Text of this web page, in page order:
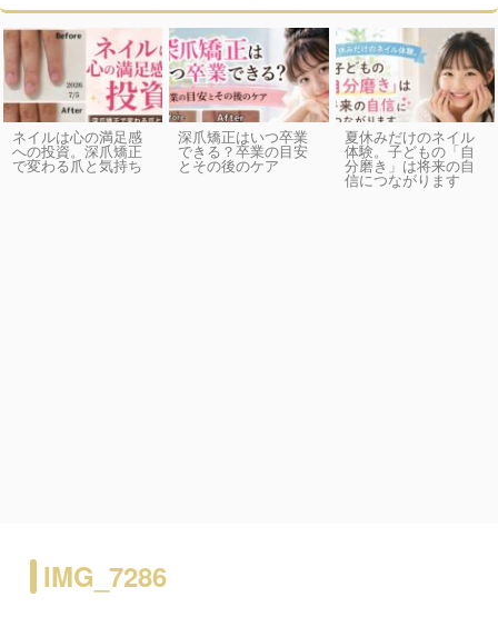
ネイルは心の満足感
への投資。深爪矯正
で変わる爪と気持ち
深爪矯正はいつ卒業
できる？卒業の目安
とその後のケア
夏休みだけのネイル
体験。子どもの「自
分磨き」は将来の自
信につながります
IMG_7286